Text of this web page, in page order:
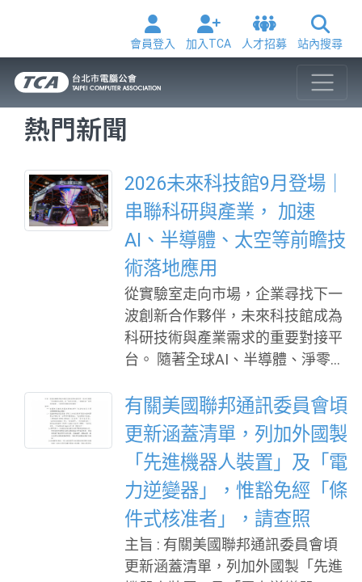
會員登入 加入TCA 人才招募 站內搜尋
熱門新聞
2026未來科技館9月登場｜
串聯科研與產業， 加速
AI、半導體、太空等前瞻技
術落地應用
從實驗室走向市場，企業尋找下一
波創新合作夥伴，未來科技館成為
科研技術與產業需求的重要對接平
台。 隨著全球AI、半導體、淨零科
的不再只是技術升級，而是如何更
快速找到具備應用潛力的創新技術
與合作夥伴。由國家科學及技術委
員會攜手中央研究院、教育部、衛
生福利部及運動部共同主辦的「未
來科技館」，將於9月17日至19日
在臺北世貿一館「2026臺灣創新技
術博覽會」登場，集結全台學研機
構、法人單位及政府科研成果，打
有關美國聯邦通訊委員會頃
更新涵蓋清單，列加外國製
「先進機器人裝置」及「電
力逆變器」，惟豁免經「條
件式核准者」，請查照
主旨 : 有關美國聯邦通訊委員會頃
更新涵蓋清單，列加外國製「先進